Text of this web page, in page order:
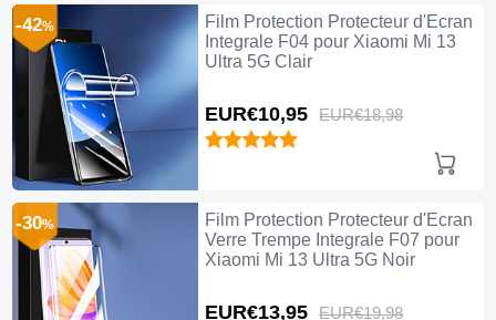
Film Protection Protecteur d'Ecran
Integrale F04 pour Xiaomi Mi 13
Ultra 5G Clair
EUR€10,95 EUR€18,98
-42%
Film Protection Protecteur d'Ecran
Verre Trempe Integrale F07 pour
Xiaomi Mi 13 Ultra 5G Noir
EUR€13,95 EUR€19,98
-30%